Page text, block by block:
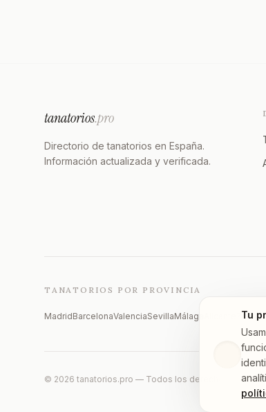
tanatorios.pro
Directorio de tanatorios en España.
Información actualizada y verificada.
TANATORIOS POR PROVINCIA
MadridBarcelonaValenciaSevillaMálaga
© 2026 tanatorios.pro — Todos los derechos
Tu